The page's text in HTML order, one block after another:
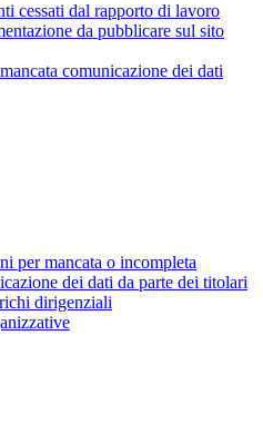
cessati dal rapporto di lavoro
da pubblicare sul sito
comunicazione dei dati
per mancata o incompleta
dei dati da parte dei titolari
dirigenziali